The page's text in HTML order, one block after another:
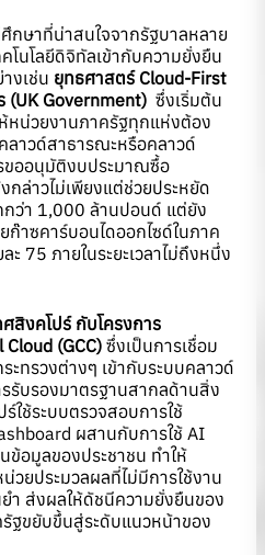
กษาที่น่าสนใจจากรัฐบาลหลาย
โนโลยีดิจิทัลเข้ากับความยั่งยืน
งเช่น ยุทธศาสตร์ Cloud-First
(UK Government) ซึ่งเริ่มต้น
หน่วยงานภาครัฐทุกแห่งต้อง
ลาวด์สาธารณะหรือคลาวด์
ขออนุมัติงบประมาณซื้อ
กล่าวไม่เพียงแต่ช่วยประหยัด
กว่า 1,000 ล้านปอนด์ แต่ยัง
าซคาร์บอนไดออกไซด์ในภาค
75 ภายในระยะเวลาไม่ถึงหนึ่ง
ศสิงคโปร์ กับโครงการ
(GCC) ซึ่งเป็นการเชื่อม
ะทรวงต่างๆ เข้ากับระบบคลาวด์
บรองมาตรฐานสากลด้านสิ่ง
ใช้ระบบตรวจสอบการใช้
ผสานกับการใช้ AI
ข้อมูลของประชาชน ทำให้
วยประมวลผลที่ไม่มีการใช้งาน
ำ ส่งผลให้ดัชนีความยั่งยืนของ
ฐขยับขึ้นสู่ระดับแนวหน้าของ